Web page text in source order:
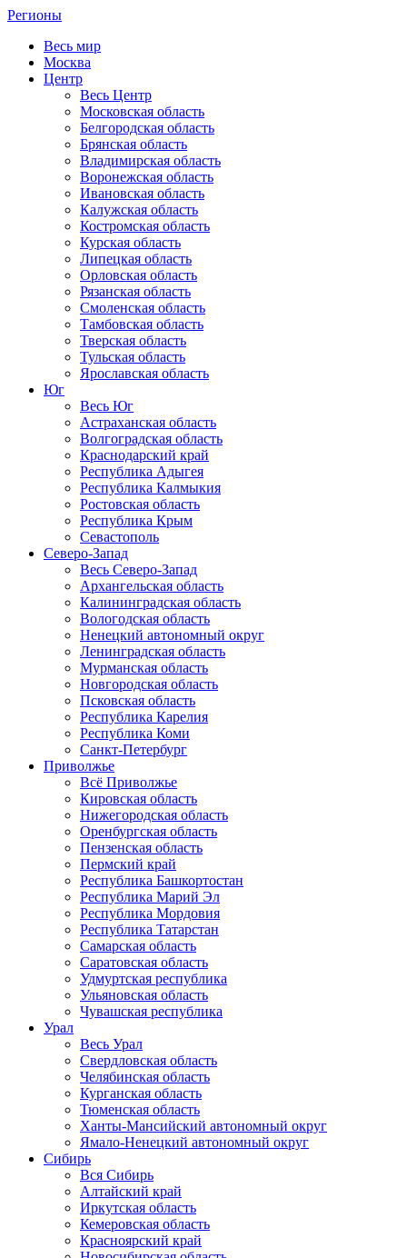
Регионы
Весь мир
Москва
Центр
Весь Центр
Московская область
Белгородская область
Брянская область
Владимирская область
Воронежская область
Ивановская область
Калужская область
Костромская область
Курская область
Липецкая область
Орловская область
Рязанская область
Смоленская область
Тамбовская область
Тверская область
Тульская область
Ярославская область
Юг
Весь Юг
Астраханская область
Волгоградская область
Краснодарский край
Республика Адыгея
Республика Калмыкия
Ростовская область
Республика Крым
Севастополь
Северо-Запад
Весь Северо-Запад
Архангельская область
Калининградская область
Вологодская область
Ненецкий автономный округ
Ленинградская область
Мурманская область
Новгородская область
Псковская область
Республика Карелия
Республика Коми
Санкт-Петербург
Приволжье
Всё Приволжье
Кировская область
Нижегородская область
Оренбургская область
Пензенская область
Пермский край
Республика Башкортостан
Республика Марий Эл
Республика Мордовия
Республика Татарстан
Самарская область
Саратовская область
Удмуртская республика
Ульяновская область
Чувашская республика
Урал
Весь Урал
Свердловская область
Челябинская область
Курганская область
Тюменская область
Ханты-Мансийский автономный округ
Ямало-Ненецкий автономный округ
Сибирь
Вся Сибирь
Алтайский край
Иркутская область
Кемеровская область
Красноярский край